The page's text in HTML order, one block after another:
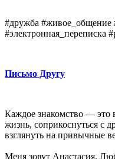
#дружба #живое_общение
#электронная_переписка
Письмо Другу
Каждое знакомство — это
жизнь, соприкоснуться с
взглянуть на привычные
Меня зовут Анастасия.